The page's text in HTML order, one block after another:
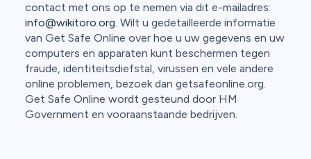
contact met ons op te nemen via dit e-mailadres:
info@wikitoro.org. Wilt u gedetailleerde informatie
van Get Safe Online over hoe u uw gegevens en uw
computers en apparaten kunt beschermen tegen
fraude, identiteitsdiefstal, virussen en vele andere
online problemen, bezoek dan getsafeonline.org.
Get Safe Online wordt gesteund door HM
Government en vooraanstaande bedrijven.